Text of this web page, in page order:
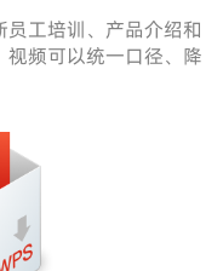
工培训、产品介绍和
频可以统一口径、降